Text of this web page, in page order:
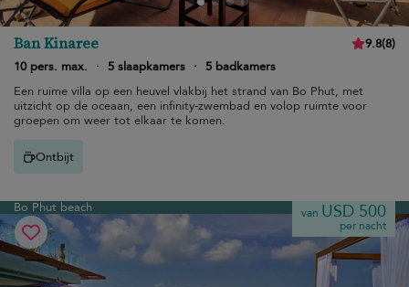
Ban Kinaree 9.8(8)
10 pers. max.
· 5 slaapkamers ·
5 badkamers
Een ruime villa op een heuvel vlakbij het strand van Bo Phut, met
uitzicht op de oceaan, een infinity-zwembad en volop ruimte voor
groepen om weer tot elkaar te komen.
Ontbijt
Bo Phut beach van USD 500
per nacht